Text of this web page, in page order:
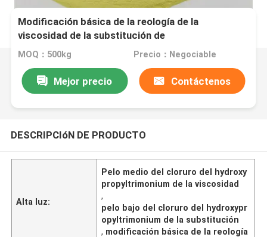
Modificación básica de la reología de la
viscosidad de la substitución de
Hydroxypropyltrimonium del pelo bajo medio del
MOQ：500kg Precio：Negociable
Mejor precio Contáctenos
DESCRIPCIóN DE PRODUCTO
Alta luz:
Pelo medio del cloruro del hydroxy
propyltrimonium de la viscosidad
,
pelo bajo del cloruro del hydroxypr
opyltrimonium de la substitución
, modificación básica de la reología